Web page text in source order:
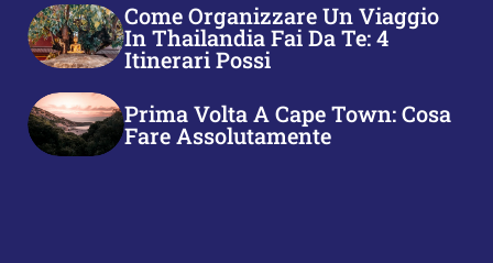
Come Organizzare Un Viaggio
In Thailandia Fai Da Te: 4
Itinerari Possi
Prima Volta A Cape Town: Cosa
Fare Assolutamente